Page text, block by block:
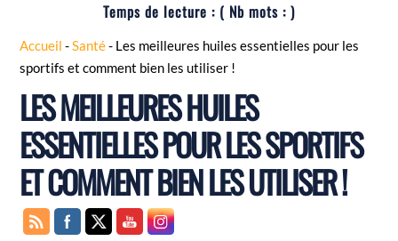
Temps de lecture : ( Nb mots : )
Accueil -Santé- Les meilleures huiles essentielles pour les
sportifs et comment bien les utiliser !
LES MEILLEURES HUILES
ESSENTIELLES POUR LES SPORTIFS
ET COMMENT BIEN LES UTILISER !